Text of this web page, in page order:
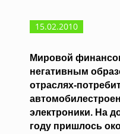
15.02.2010
Мировой
негативным
отраслях-
электроники. На
году пришлось